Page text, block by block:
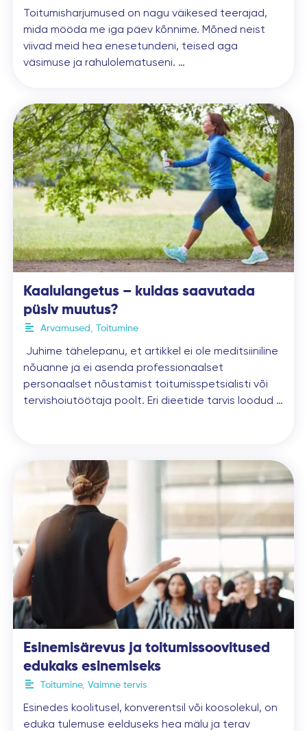
Toitumisharjumused on nagu väikesed teerajad,
mida mööda me iga päev kõnnime. Mõned neist
viivad meid hea enesetundeni, teised aga
väsimuse ja rahulolematuseni. …
Kaalulangetus – kuidas saavutada
püsiv muutus?
Arvamused Toitumine
Juhime tähelepanu, et artikkel ei ole meditsiiniline
nõuanne ja ei asenda professionaalset
personaalset nõustamist toitumisspetsialisti või
tervishoiutöötaja poolt. Eri dieetide tarvis loodud …
Esinemisärevus ja toitumissoovitused
edukaks esinemiseks
Toitumine, Vaimne tervis
Esinedes koolitusel, konverentsil või koosolekul, on
eduka tulemuse eelduseks hea mälu ja terav